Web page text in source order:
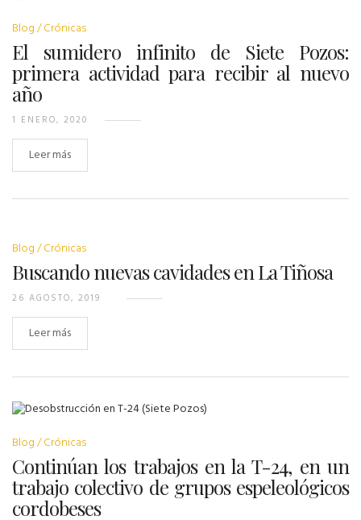
Blog Crónicas
El sumidero infinito de Siete Pozos:
primera actividad para recibir al nuevo
año
1 ENERO, 2020
Leer más
Blog Crónicas
Buscando nuevas cavidades en La Tiñosa
26 AGOSTO, 2019
Leer más
Blog Crónicas
Continúan los trabajos en la T-24, en un
trabajo colectivo de grupos espeleológicos
cordobeses